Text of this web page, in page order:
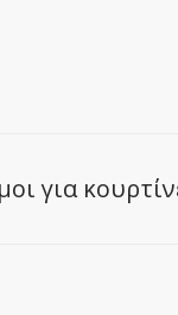
για